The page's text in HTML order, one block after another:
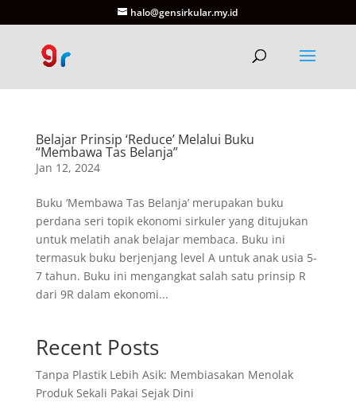
halo@gensirkular.my.id
Belajar Prinsip ‘Reduce’ Melalui Buku
“Membawa Tas Belanja”
Jan 12, 2024
Buku ‘Membawa Tas Belanja’ merupakan buku
perdana seri topik ekonomi sirkuler yang ditujukan
untuk melatih anak belajar membaca. Buku ini
termasuk buku berjenjang level A untuk anak usia 5-
7 tahun. Buku ini mengangkat salah satu prinsip R
dari 9R dalam ekonomi...
Recent Posts
Tanpa Plastik Lebih Asik: Membiasakan Menolak
Produk Sekali Pakai Sejak Dini